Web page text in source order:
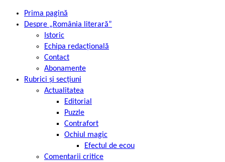
Prima pagină
Despre „România literară”
Istoric
Echipa redacțională
Contact
Abonamente
Rubrici și secțiuni
Actualitatea
Editorial
Puzzle
Contrafort
Ochiul magic
Efectul de ecou
Comentarii critice